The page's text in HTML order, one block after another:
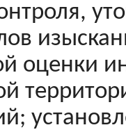
оценки